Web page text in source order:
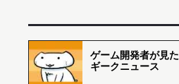
ゲーム開発者が見た
ギークニュース